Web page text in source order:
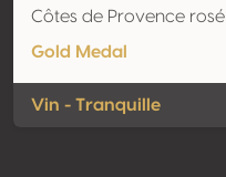
Côtes de Provence rosé
Gold Medal
Vin - Tranquille